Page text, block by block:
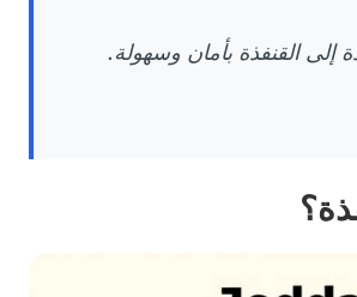
القنفذة بأمان وسهولة.